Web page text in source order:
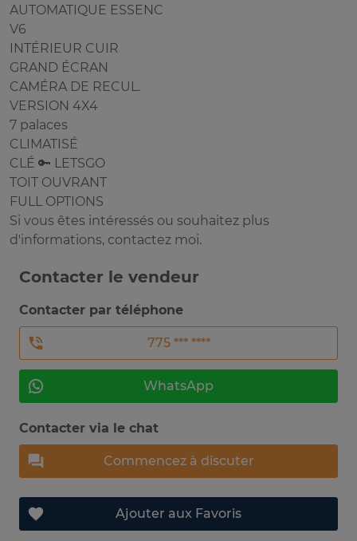
AUTOMATIQUE ESSENC
V6
INTÉRIEUR CUIR
GRAND ÉCRAN
CAMÉRA DE RECUL.
VERSION 4X4
7 palaces
CLIMATISÉ
CLÉ 🔑 LETSGO
TOIT OUVRANT
FULL OPTIONS
Si vous êtes intéressés ou souhaitez plus
d'informations, contactez moi.
Contacter le vendeur
Contacter par téléphone
775 *** ****
WhatsApp
Contacter via le chat
Commencez à discuter
Ajouter aux Favoris